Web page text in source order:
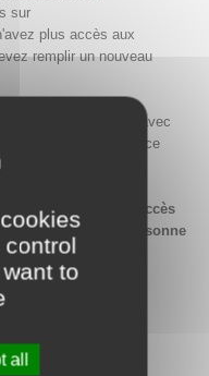
to
all
sur
plus accès aux
remplir un nouveau
Simplifiées avec
en passant par France
de saisir une
afin de garantir l'accès
de la personne